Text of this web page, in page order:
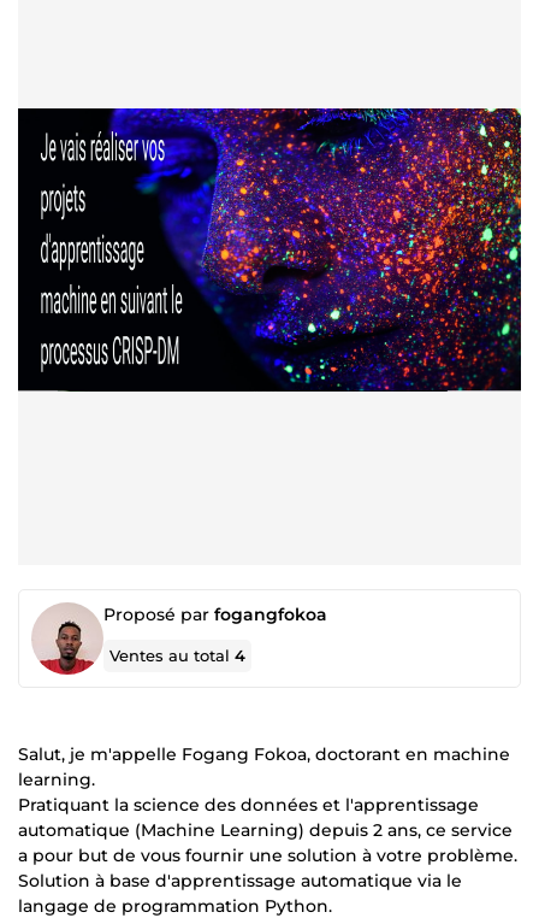
Proposé par fogangfokoa
Ventes au total4
Salut, je m'appelle Fogang Fokoa, doctorant en machine
learning.
Pratiquant la science des données et l'apprentissage
automatique (Machine Learning) depuis 2 ans, ce service
a pour but de vous fournir une solution à votre problème.
Solution à base d'apprentissage automatique via le
langage de programmation Python.